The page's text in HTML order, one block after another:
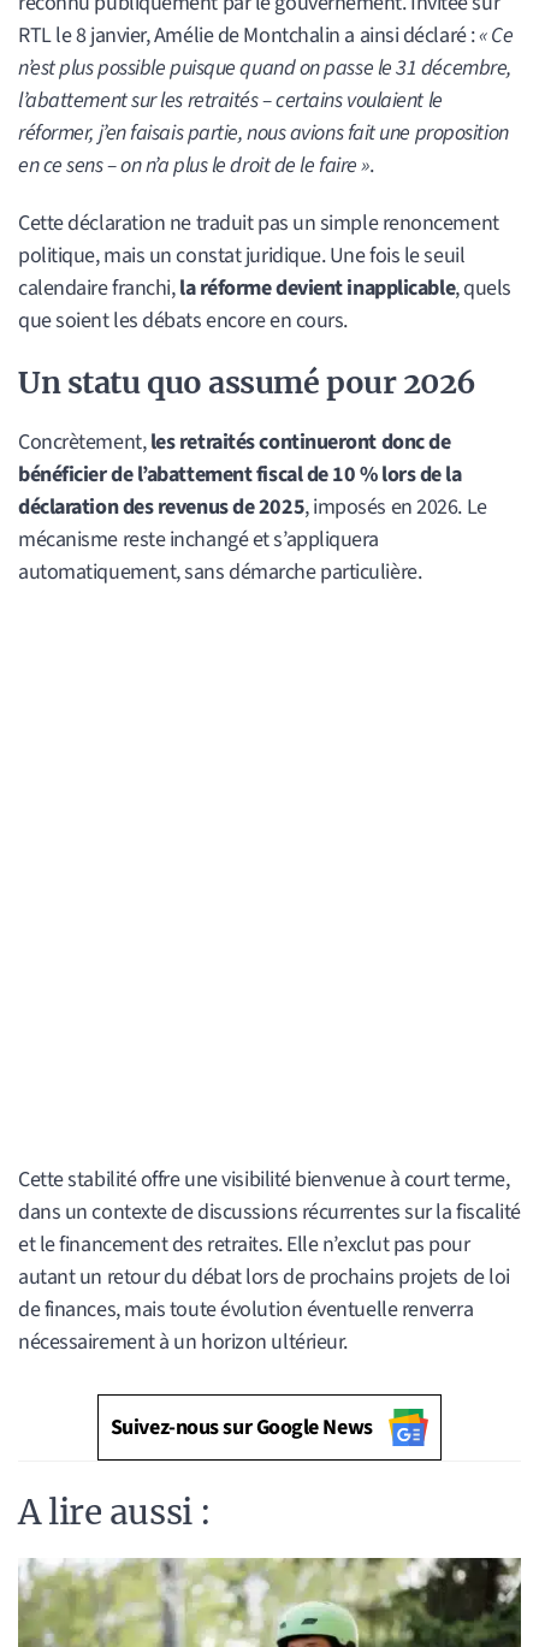
RTL le 8 janvier, Amélie de Montchalin a ainsi déclaré :« Ce
n’est plus possible puisque quand on passe le 31 décembre,
l’abattement sur les retraités – certains voulaient le
réformer, j’en faisais partie, nous avions fait une proposition
en ce sens – on n’a plus le droit de le faire ».
Cette déclaration ne traduit pas un simple renoncement
politique, mais un constat juridique. Une fois le seuil
calendaire franchi,la réforme devient inapplicable, quels
que soient les débats encore en cours.
Un statu quo assumé pour 2026
Concrètement,les retraités continueront donc de
bénéficier de l’abattement fiscal de 10 % lors de la
déclaration des revenus de 2025, imposés en 2026. Le
mécanisme reste inchangé et s’appliquera
automatiquement, sans démarche particulière.
Cette stabilité offre une visibilité bienvenue à court terme,
dans un contexte de discussions récurrentes sur la fiscalité
et le financement des retraites. Elle n’exclut pas pour
autant un retour du débat lors de prochains projets de loi
de finances, mais toute évolution éventuelle renverra
nécessairement à un horizon ultérieur.
Suivez-nous sur Google News
A lire aussi :